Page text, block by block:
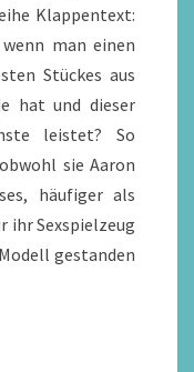
Klappentext:
man einen
Stückes aus
hat und dieser
leistet? So
sie Aaron
häufiger als
ihr Sexspielzeug
gestanden